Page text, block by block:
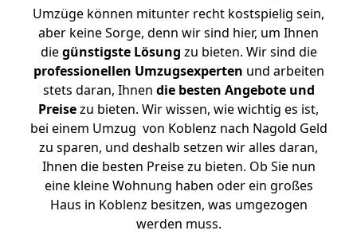
Umzüge können mitunter recht kostspielig sein,
aber keine Sorge, denn wir sind hier, um Ihnen
diegünstigste Lösung zu bieten. Wir sind die
professionellen Umzugsexperten und arbeiten
stets daran, Ihnen die besten Angebote und
Preisezu bieten. Wir wissen, wie wichtig es ist,
bei einem Umzug von Koblenz nach Nagold Geld
zu sparen, und deshalb setzen wir alles daran,
Ihnen die besten Preise zu bieten. Ob Sie nun
eine kleine Wohnung haben oder ein großes
Haus in Koblenz besitzen, was umgezogen
werden muss.